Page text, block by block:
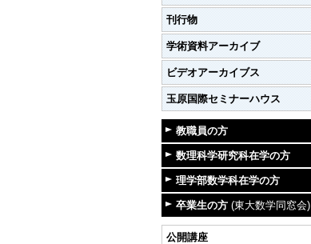
刊行物
学術資料アーカイブ
ビデオアーカイブス
玉原国際セミナーハウス
教職員の方
数理科学研究科在学の方
理学部数学科在学の方
卒業生の方 (東大数学同窓会)
公開講座